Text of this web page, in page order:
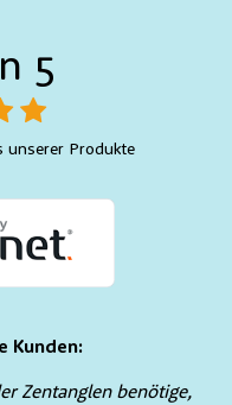
5
unserer Produkte
Kunden:
Zentanglen benötige,